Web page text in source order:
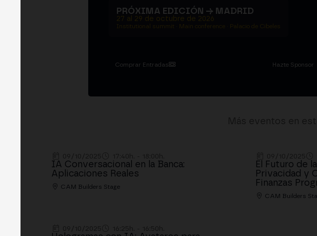
PRÓXIMA EDICIÓN → MADRID
27 al 29 de octubre de 2026
Institutional summit · Main conference · Palacio de Cibeles
Comprar Entradas Hazte Sponsor
IA Conversacional en la Banca:
Aplicaciones Reales
CAM Builders Stage
El Futuro de
Privacidad y
Finanzas
CAM Builders